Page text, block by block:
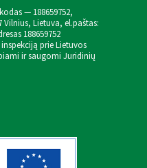
— 188659752,
Vilnius, Lietuva, el.paštas:
188659752
prie Lietuvos
ir saugomi Juridinių